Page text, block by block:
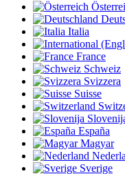
Italia
France
Schweiz
Svizzera
Suisse
España
Magyar
Sverige